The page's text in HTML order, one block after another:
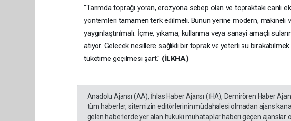
"Tarımda toprağı yoran, erozyona sebep olan ve topraktaki canlı
yöntemleri tamamen terk edilmeli. Bunun yerine modern, makineli
yaygınlaştırılmalı. İçme, yıkama, kullanma veya sanayi amaçlı
atıyor. Gelecek nesillere sağlıklı bir toprak ve yeterli su
tüketime geçilmesi şart." (İLKHA)
Anadolu Ajansı (AA), İhlas Haber Ajansı (İHA), Demirören Haber
tüm haberler, sitemizin editörlerinin müdahalesi olmadan ajans
gelen haberlerde yer alan hukuki muhataplar haberi geçen ajanslar